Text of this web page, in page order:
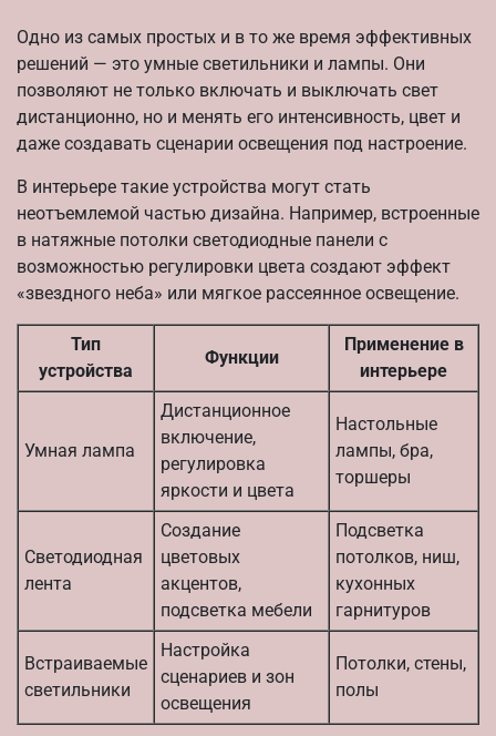
Одно из самых простых и в то же время эффективных
решений — это умные светильники и лампы. Они
позволяют не только включать и выключать свет
дистанционно, но и менять его интенсивность, цвет и
даже создавать сценарии освещения под настроение.
В интерьере такие устройства могут стать
неотъемлемой частью дизайна. Например, встроенные
в натяжные потолки светодиодные панели с
возможностью регулировки цвета создают эффект
«звездного неба» или мягкое рассеянное освещение.
Тип
устройства
Функции
Применение в
интерьере
Умная лампа
Дистанционное
включение,
регулировка
яркости и цвета
Настольные
лампы, бра,
торшеры
Светодиодная
лента
Создание
цветовых
акцентов,
подсветка мебели
Подсветка
потолков, ниш,
кухонных
гарнитуров
Встраиваемые
светильники
Настройка
сценариев и зон
освещения
Потолки, стены,
полы